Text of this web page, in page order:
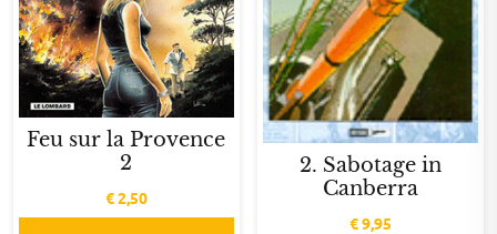
Feu sur la Provence
2
€2,50
2. Sabotage in
Canberra
€9,95